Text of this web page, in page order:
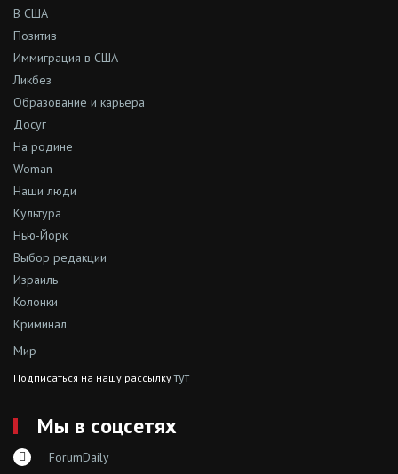
В США
Позитив
Иммиграция в США
Ликбез
Образование и карьера
Досуг
На родине
Woman
Наши люди
Культура
Нью-Йорк
Выбор редакции
Израиль
Колонки
Криминал
Мир
Подписаться на нашу рассылкутут
Мы в соцсетях
ForumDaily